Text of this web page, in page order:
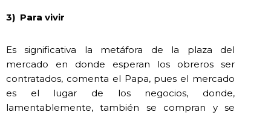
3) Para vivir
Es significativa la metáfora de la plaza del
mercado en donde esperan los obreros ser
contratados, comenta el Papa, pues el mercado
es el lugar de los negocios, donde,
lamentablemente, también se compran y se